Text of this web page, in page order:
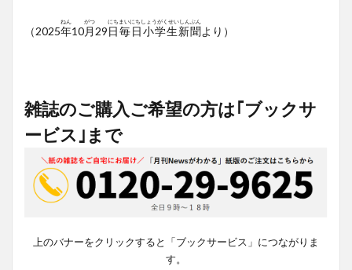
（2025年
ねん
10月
がつ
29日
にち
毎日小学生新聞
まいにちしょうがくせいしんぶん
より）
雑誌のご購入ご希望の方は｢ブックサ
ービス｣まで
上のバナーをクリックすると「ブックサービス」につながりま
す。